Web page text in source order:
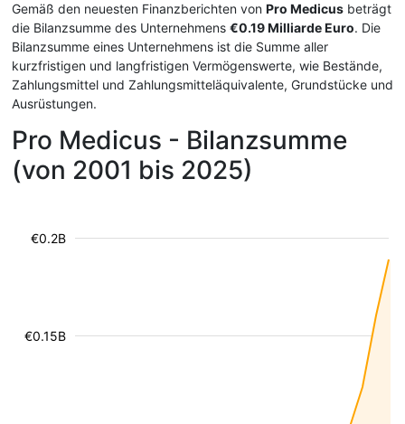
Gemäß den neuesten Finanzberichten von Pro Medicus beträgt
die Bilanzsumme des Unternehmens €0.19 Milliarde Euro. Die
Bilanzsumme eines Unternehmens ist die Summe aller
kurzfristigen und langfristigen Vermögenswerte, wie Bestände,
Zahlungsmittel und Zahlungsmitteläquivalente, Grundstücke und
Ausrüstungen.
Pro Medicus - Bilanzsumme
(von 2001 bis 2025)
€0.15B
€0.2B